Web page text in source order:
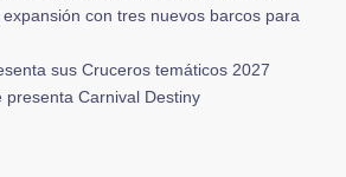
con tres nuevos barcos para
sus Cruceros temáticos 2027
presenta Carnival Destiny